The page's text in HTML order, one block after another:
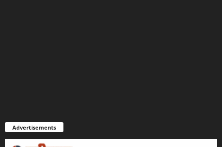
Advertisements